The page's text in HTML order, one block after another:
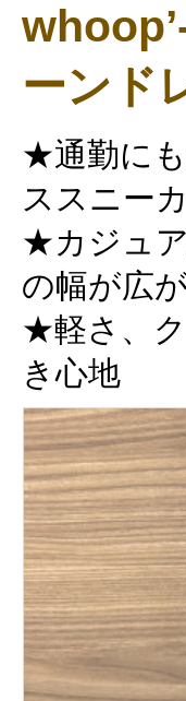
ーンド
★通勤に
ススニー
★カジュ
の幅が広
★軽さ、
き心地